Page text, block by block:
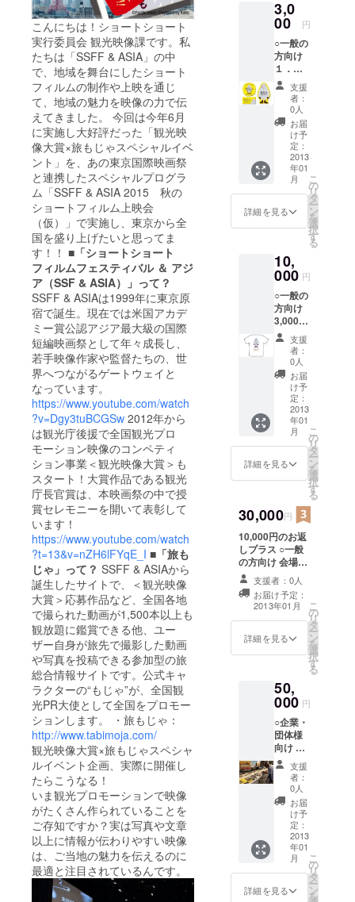
こんにちは！ショートショート
実行委員会 観光映像課です。私
たちは「SSFF & ASIA」の中
で、地域を舞台にしたショート
フィルムの制作や上映を通じ
て、地域の魅力を映像の力で伝
えてきました。 今回は今年6月
に実施し大好評だった「観光映
像大賞×旅もじゃスペシャルイベ
ント」を、あの東京国際映画祭
と連携したスペシャルプログラ
ム「SSFF & ASIA 2015 秋の
ショートフィルム上映会
（仮）」で実施し、東京から全
国を盛り上げたいと思ってま
す！！ ■「ショートショート
フィルムフェスティバル ＆ アジ
ア（SSF & ASIA）」って？
SSFF & ASIAは1999年に東京原
宿で誕生。現在では米国アカデ
ミー賞公認アジア最大級の国際
短編映画祭として年々成長し、
若手映像作家や監督たちの、世
界へつながるゲートウェイと
なっています。
https://www.youtube.com/watch
?v=Dgy3tuBCGSw 2012年から
は観光庁後援で全国観光プロ
モーション映像のコンペティ
ション事業＜観光映像大賞＞も
スタート！大賞作品である観光
庁長官賞は、本映画祭の中で授
賞セレモニーを開いて表彰して
います！
https://www.youtube.com/watch
?t=13&v=nZH6lFYqE_I ■「旅も
じゃ」って？ SSFF & ASIAから
誕生したサイトで、＜観光映像
大賞＞応募作品など、全国各地
で撮られた動画が1,500本以上も
観放題に鑑賞できる他、ユー
ザー自身が旅先で撮影した動画
や写真を投稿できる参加型の旅
総合情報サイトです。公式キャ
ラクターの“もじゃ”が、全国観
光PR大使として全国をプロモー
ションします。 ・旅もじゃ：
http://www.tabimoja.com/
観光映像大賞×旅もじゃスペシャ
ルイベント企画、実際に開催し
たらこうなる！
いま観光プロモーションで映像
がたくさん作られていることを
ご存知ですか？実は写真や文章
以上に情報が伝わりやすい映像
は、ご当地の魅力を伝えるのに
最適と注目されているんです。
3,0
00 円
○一般の
方向け
１．イ
ベント
へのご
招待
２．も
じゃか
らお礼
メール
旅も
じゃの
公式
キャラ
ク
ター“も
ら、あ
なたの
メール
アドレ
スにお
礼メッ
セージ
が届き
ます。
３．旅
もじゃ
特製ス
テッ
カー3種
プレゼ
ント 旅
もじゃ
種セッ
トにし
てプレ
ゼント
いたし
ます。
※画像は
イメー
ジで
支援
者：
0人
お届
け予
定：
2013
年01
月
詳細を見る
こ
の
リ
タ
ー
ン
を
選
択
す
る
10,
000 円
○一般の
方向け
3,000円
のお返
しにプ
ラスし
て 旅も
じゃ特
製Ｔ
シャツ
旅も
じゃの
オリジ
ナルＴ
シャツ
をプレ
いたし
ます。
※デザイ
ンはイ
メージ
です。
支援
者：
0人
お届
け予
定：
2013
年01
月
詳細を見る
こ
の
リ
タ
ー
ン
を
選
択
す
る
30,000円
10,000円のお返
しプラス ○一般
の方向け 会場に
来たご当地キャ
ラとの集合写真
をプレゼント
（メール添付に
て）
支援者：0人
お届け予定：
2013年01月
詳細を見る
こ
の
リ
タ
ー
ン
を
選
択
す
る
50,
000 円
○企業・
団体様
向け 本
イベン
ト会場
にフラ
イヤー
を配
置！
（50部
まで）
※月100
万PVの
SSFF &
支援
者：
0人
お届
け予
定：
2013
年01
月
詳細を見る
こ
の
リ
タ
ー
ン
を